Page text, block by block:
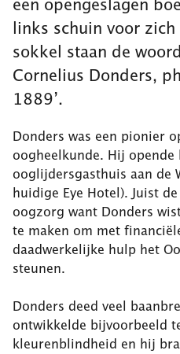
een opengeslagen
links schuin voor
sokkel staan de
Cornelius Donders,
1889’.
Donders was een pionier
oogheelkunde. Hij opende
ooglijdersgasthuis aan de
huidige Eye Hotel). Juist
oogzorg want Donders
te maken om met
daadwerkelijke hulp het
steunen.
Donders deed veel
ontwikkelde bijvoorbeeld
kleurenblindheid en hij